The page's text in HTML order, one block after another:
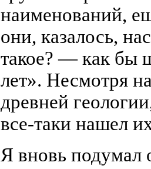
наименований,
они, казалось,
такое? — как бы
лет». Несмотря
древней
все-таки нашел
Я вновь подумал